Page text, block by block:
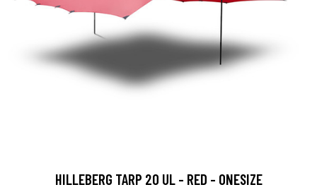
HILLEBERG TARP 20 UL - RED - ONESIZE